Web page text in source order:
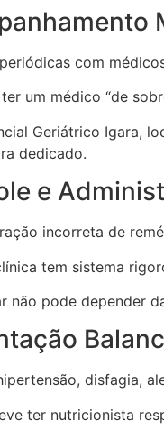
com
um médico “de
Geriátrico Igara,
dedicado.
e
incorreta de
tem sistema
não pode depender
disfagia,
ter nutricionista